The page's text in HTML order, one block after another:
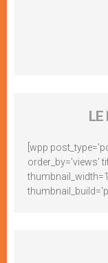
LE
[wpp
order_by='views'